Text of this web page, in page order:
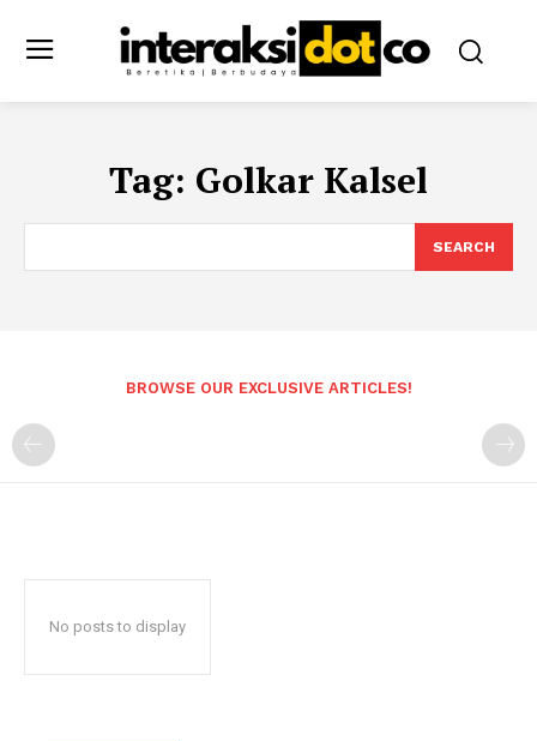
Tag: Golkar Kalsel
SEARCH
BROWSE OUR EXCLUSIVE ARTICLES!
No posts to display